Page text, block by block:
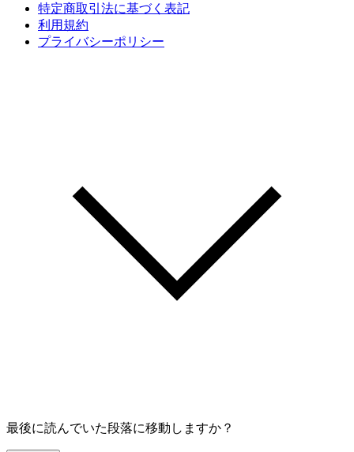
特定商取引法に基づく表記
利用規約
プライバシーポリシー
最後に読んでいた段落に移動しますか？